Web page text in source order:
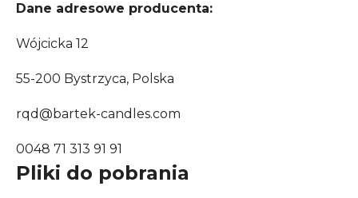
Dane adresowe producenta:
Wójcicka 12
55-200 Bystrzyca, Polska
rqd@bartek-candles.com
0048 71 313 91 91
Pliki do pobrania